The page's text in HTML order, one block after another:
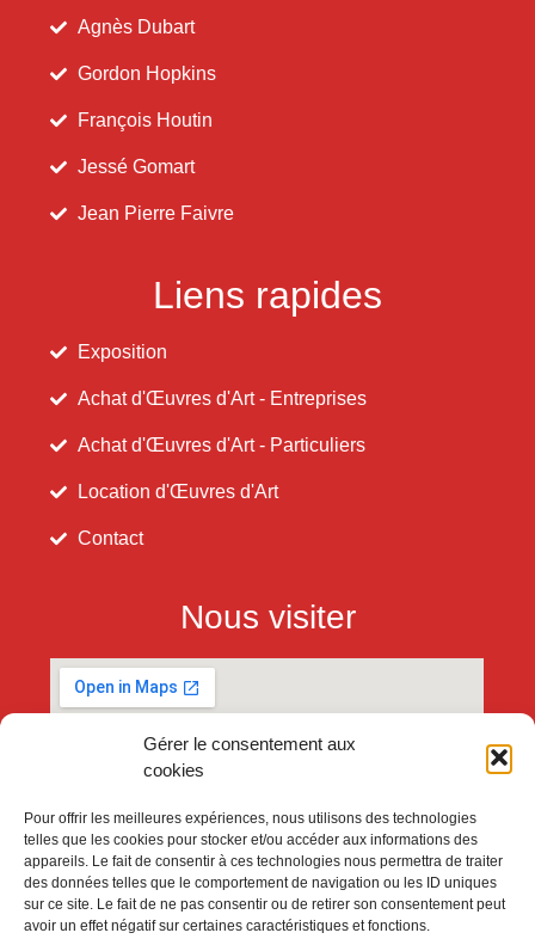
Gérer le consentement aux
cookies
Pour offrir les meilleures expériences, nous utilisons des technologies
telles que les cookies pour stocker et/ou accéder aux informations des
appareils. Le fait de consentir à ces technologies nous permettra de traiter
des données telles que le comportement de navigation ou les ID uniques
sur ce site. Le fait de ne pas consentir ou de retirer son consentement peut
avoir un effet négatif sur certaines caractéristiques et fonctions.
Agnès Dubart
Gordon Hopkins
François Houtin
Jessé Gomart
Jean Pierre Faivre
Liens rapides
Exposition
Achat d'Œuvres d'Art - Entreprises
Achat d'Œuvres d'Art - Particuliers
Location d'Œuvres d'Art
Contact
Nous visiter